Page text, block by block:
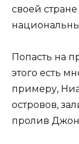
своей стране
Попасть на
этого есть
примеру,
островов,
пролив